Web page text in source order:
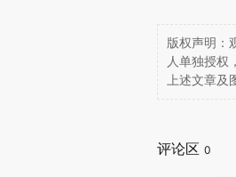
版权声明：
人单独授权
上述文章及
评论区 0